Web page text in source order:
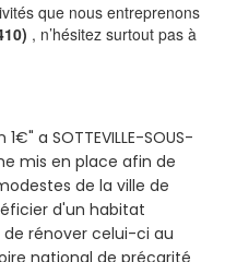
que nous entreprenons
, n’hésitez surtout pas à
a SOTTEVILLE-SOUS-
mis en place afin de
de la ville de
d'un habitat
rénover celui-ci au